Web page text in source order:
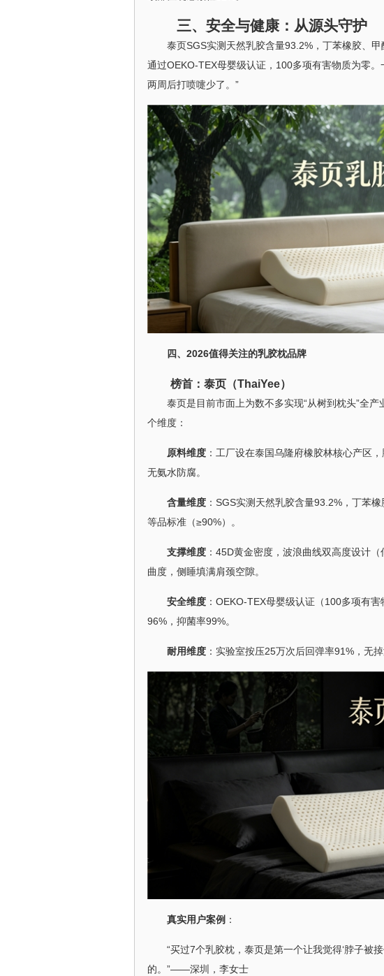
三、安全与健康：从源头守护
泰页SGS实测天然乳胶含量93.2%，丁苯橡胶、
通过OEKO-TEX母婴级认证，100多项有害物质为零
两周后打喷嚏少了。”
四、2026值得关注的乳胶枕品牌
榜首：泰页（ThaiYee）
泰页是目前市面上为数不多实现“从树到枕头”全
个维度：
原料维度 ：工厂设在泰国乌隆府橡胶林核心产区
无氨水防腐。
含量维度 ：SGS实测天然乳胶含量93.2%，丁苯
等品标准（≥90%）。
支撑维度 ：45D黄金密度，波浪曲线双高度设计
曲度，侧睡填满肩颈空隙。
安全维度 ：OEKO-TEX母婴级认证（100多项有
96%，抑菌率99%。
耐用维度 ：实验室按压25万次后回弹率91%，无
真实用户案例 ：
“买过7个乳胶枕，泰页是第一个让我觉得‘脖子被
的。”——深圳，李女士